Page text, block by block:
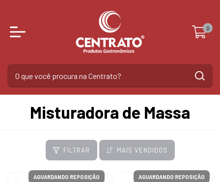
0
Misturadora de Massa
FILTRAR MAIS VENDIDOS
AGUARDANDO REPOSIÇÃO AGUARDANDO REPOSIÇÃO